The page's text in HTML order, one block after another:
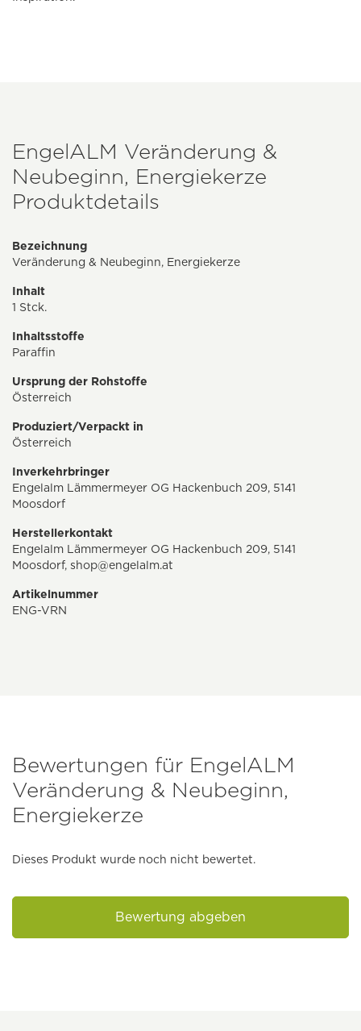
EngelALM Veränderung &
Neubeginn, Energiekerze
Produktdetails
Bezeichnung
Veränderung & Neubeginn, Energiekerze
Inhalt
1 Stck.
Inhaltsstoffe
Paraffin
Ursprung der Rohstoffe
Österreich
Produziert/Verpackt in
Österreich
Inverkehrbringer
Engelalm Lämmermeyer OG Hackenbuch 209, 5141
Moosdorf
Herstellerkontakt
Engelalm Lämmermeyer OG Hackenbuch 209, 5141
Moosdorf, shop@engelalm.at
Artikelnummer
ENG-VRN
Bewertungen für EngelALM
Veränderung & Neubeginn,
Energiekerze
Dieses Produkt wurde noch nicht bewertet.
Bewertung abgeben